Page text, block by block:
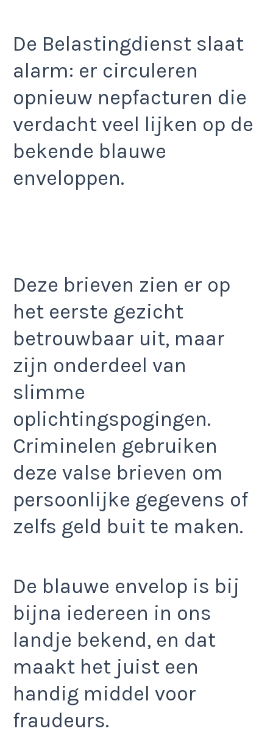
De Belastingdienst slaat
alarm: er circuleren
opnieuw nepfacturen die
verdacht veel lijken op de
bekende blauwe
enveloppen.
Deze brieven zien er op
het eerste gezicht
betrouwbaar uit, maar
zijn onderdeel van
slimme
oplichtingspogingen.
Criminelen gebruiken
deze valse brieven om
persoonlijke gegevens of
zelfs geld buit te maken.
De blauwe envelop is bij
bijna iedereen in ons
landje bekend, en dat
maakt het juist een
handig middel voor
fraudeurs.